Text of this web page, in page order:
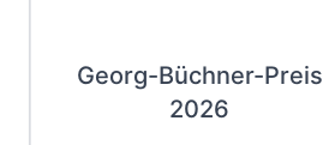
Georg-Büchner-Preis
2026